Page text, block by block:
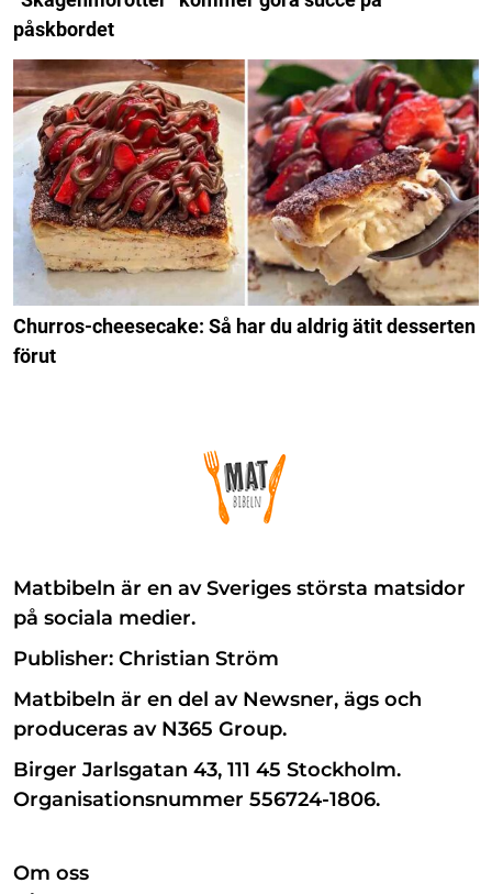
påskbordet
Churros-cheesecake: Så har du aldrig ätit desserten
förut
Matbibeln är en av Sveriges största matsidor
på sociala medier.
Publisher: Christian Ström
Matbibeln är en del av Newsner, ägs och
produceras av N365 Group.
Birger Jarlsgatan 43, 111 45 Stockholm.
Organisationsnummer 556724-1806.
Om oss